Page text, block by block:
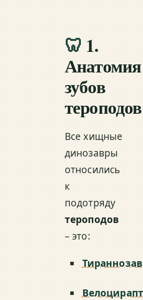
🦷 1.
Анатомия
зубов
тероподов
Все хищные
динозавры
относились
к
подотряду
тероподов
– это: